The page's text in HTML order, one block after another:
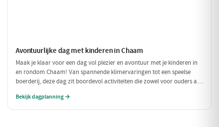
Avontuurlijke dag met kinderen in Chaam
Maak je klaar voor een dag vol plezier en avontuur met je kinderen in
en rondom Chaam! Van spannende klimervaringen tot een speelse
boerderij, deze dag zit boordevol activiteiten die zowel voor ouders als
gezellige eetgelegenheden!
Bekijk dagplanning →